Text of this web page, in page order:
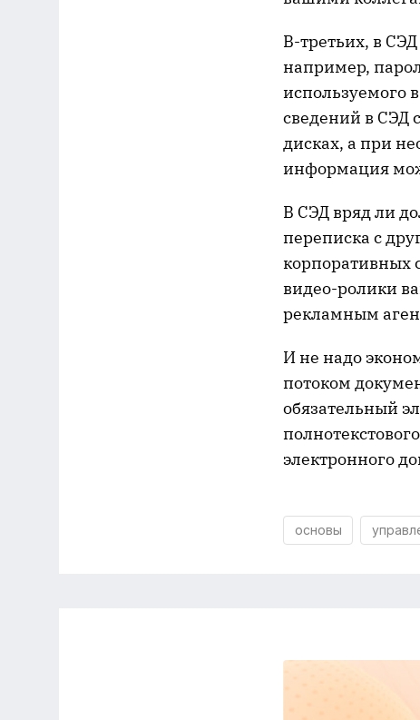
В-третьих, в
например,
используемого
сведений в СЭД
дисках, а при
информация
В СЭД вряд ли
переписка с
корпоративных
видео-ролики
рекламным
И не надо
потоком
обязательный
электронного
основы